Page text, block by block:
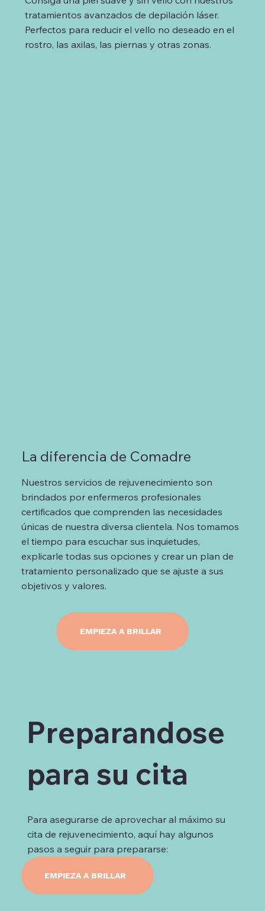
La diferencia de Comadre
Nuestros servicios de rejuvenecimiento son
brindados por enfermeros profesionales
certificados que comprenden las necesidades
únicas de nuestra diversa clientela. Nos tomamos
el tiempo para escuchar sus inquietudes,
explicarle todas sus opciones y crear un plan de
tratamiento personalizado que se ajuste a sus
objetivos y valores.
EMPIEZA A BRILLAR
EMPIEZA A BRILLAR
Preparandose
para su cita
Para asegurarse de aprovechar al máximo su
cita de rejuvenecimiento, aquí hay algunos
pasos a seguir para prepararse:
tratamientos avanzados de depilación láser.
Perfectos para reducir el vello no deseado en el
rostro, las axilas, las piernas y otras zonas.